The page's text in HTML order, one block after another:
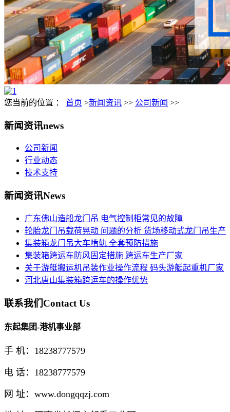
您当前的位置 ： 首页 >新闻资讯 >> 公司新闻 >>
新闻资讯news
公司新闻
行业动态
技术支持
新闻资讯News
广东佛山造船龙门吊 电气控制柜常见的故障
轮胎龙门吊载荷晃动 问题的分析 货场移动式龙门吊生产
集装箱龙门吊大车啃轨 全套预防措施
集装箱跨运车防风固定措施 跨运车生产厂家
关于游艇搬运机吊装作业操作流程 码头游艇起重机厂家
河北唐山集装箱跨运车的操作优势
联系我们Contact Us
东起集团-港机事业部
手 机：18238777579
电 话：18238777579
网 址：www.dongqqzj.com